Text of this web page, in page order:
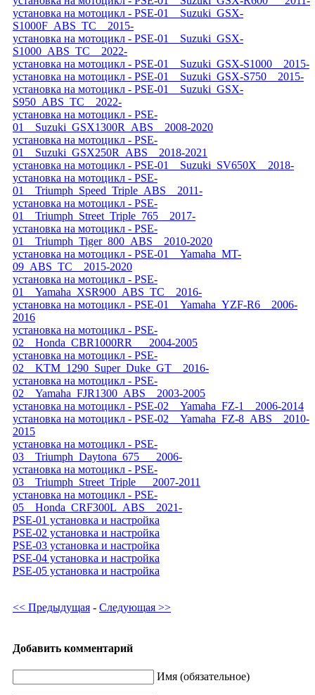
установка на мотоцикл - PSE-01__Suzuki_GSX-
S1000F_ABS_TC__2015-
установка на мотоцикл - PSE-01__Suzuki_GSX-
S1000_ABS_TC__2022-
установка на мотоцикл - PSE-01__Suzuki_GSX-S1000__2015-
установка на мотоцикл - PSE-01__Suzuki_GSX-S750__2015-
установка на мотоцикл - PSE-01__Suzuki_GSX-
S950_ABS_TC__2022-
установка на мотоцикл - PSE-
01__Suzuki_GSX1300R_ABS__2008-2020
установка на мотоцикл - PSE-
01__Suzuki_GSX250R_ABS__2018-2021
установка на мотоцикл - PSE-01__Suzuki_SV650X__2018-
установка на мотоцикл - PSE-
01__Triumph_Speed_Triple_ABS__2011-
установка на мотоцикл - PSE-
01__Triumph_Street_Triple_765__2017-
установка на мотоцикл - PSE-
01__Triumph_Tiger_800_ABS__2010-2020
установка на мотоцикл - PSE-01__Yamaha_MT-
09_ABS_TC__2015-2020
установка на мотоцикл - PSE-
01__Yamaha_XSR900_ABS_TC__2016-
установка на мотоцикл - PSE-01__Yamaha_YZF-R6__2006-
2016
установка на мотоцикл - PSE-
02__Honda_CBR1000RR___2004-2005
установка на мотоцикл - PSE-
02__KTM_1290_Super_Duke_GT__2016-
установка на мотоцикл - PSE-
02__Yamaha_FJR1300_ABS__2003-2005
установка на мотоцикл - PSE-02__Yamaha_FZ-1__2006-2014
установка на мотоцикл - PSE-02__Yamaha_FZ-8_ABS__2010-
2015
установка на мотоцикл - PSE-
03__Triumph_Daytona_675___2006-
установка на мотоцикл - PSE-
03__Triumph_Street_Triple___2007-2011
установка на мотоцикл - PSE-
05__Honda_CRF300L_ABS__2021-
PSE-01 установка и настройка
PSE-02 установка и настройка
PSE-03 установка и настройка
PSE-04 установка и настройка
PSE-05 установка и настройка
<< Предыдущая - Следующая >>
Добавить комментарий
Имя (обязательное)